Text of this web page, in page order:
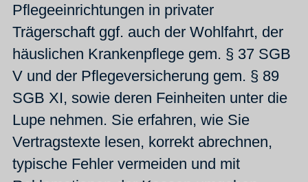
Pflegeeinrichtungen in privater
Trägerschaft ggf. auch der Wohlfahrt, der
häuslichen Krankenpflege gem. § 37 SGB
V und der Pflegeversicherung gem. § 89
SGB XI, sowie deren Feinheiten unter die
Lupe nehmen. Sie erfahren, wie Sie
Vertragstexte lesen, korrekt abrechnen,
typische Fehler vermeiden und mit